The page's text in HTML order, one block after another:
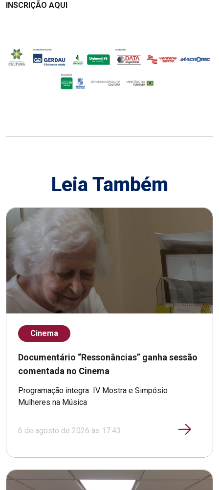
INSCRIÇÃO AQUI
Leia Também
Cinema
Documentário “Ressonâncias” ganha sessão
comentada no Cinema
Programação integra IV Mostra e Simpósio
Mulheres na Música
6 de agosto de 2026 às 17:43